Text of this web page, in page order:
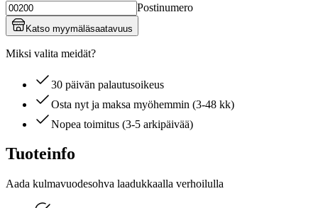
Postinumero
Katso myymäläsaatavuus
Miksi valita meidät?
30 päivän palautusoikeus
Osta nyt ja maksa myöhemmin (3-48 kk)
Nopea toimitus (3-5 arkipäivää)
Tuoteinfo
Aada kulmavuodesohva laadukkaalla verhoilulla